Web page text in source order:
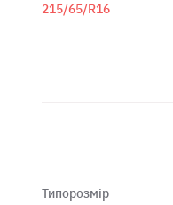
215/65/R16
Типорозмір